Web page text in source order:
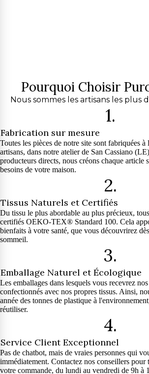
Pourquoi Choisir
Nous sommes les artisans les plus
1.
Fabrication sur mesure
Toutes les pièces de notre site sont fabriquées à
artisans, dans notre atelier de San Cassiano
producteurs directs, nous créons chaque article
besoins de votre maison.
2.
Tissus Naturels et Certifiés
Du tissu le plus abordable au plus précieux,
certifiés OEKO-TEX® Standard 100. Cela
bienfaits à votre santé, que vous découvrirez
sommeil.
3.
Emballage Naturel et Écologique
Les emballages dans lesquels vous recevrez
confectionnés avec nos propres tissus. Ainsi,
année des tonnes de plastique à
réutiliser.
4.
Service Client Exceptionnel
Pas de chatbot, mais de vraies personnes qui
immédiatement. Contactez nos conseillers pour
votre commande, du lundi au vendredi de 9h à